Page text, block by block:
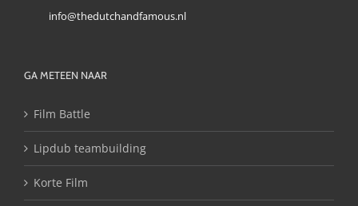
info@thedutchandfamous.nl
GA METEEN NAAR
Film Battle
Lipdub teambuilding
Korte Film